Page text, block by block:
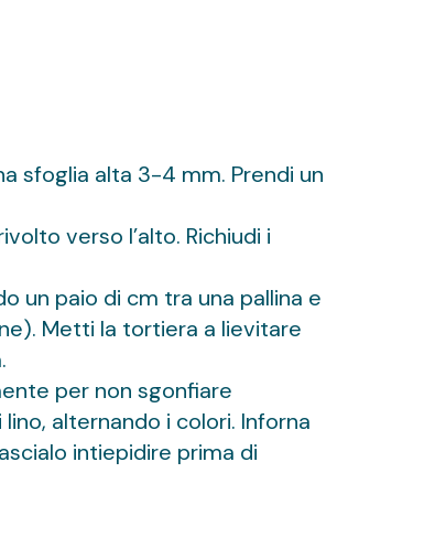
sfoglia alta 3-4 mm. Prendi un
verso l’alto. Richiudi i
un paio di cm tra una pallina e
Metti la tortiera a lievitare
per non sgonfiare
alternando i colori. Inforna
intiepidire prima di